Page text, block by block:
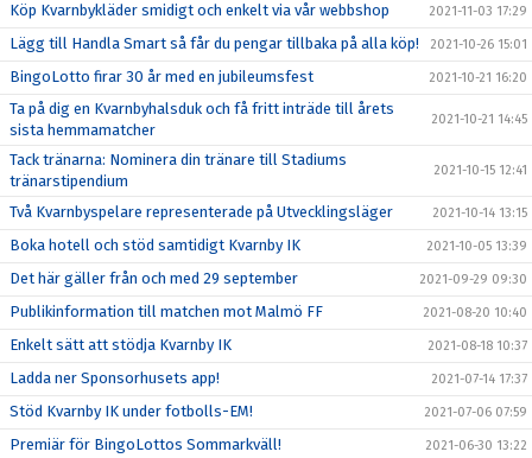
Köp Kvarnbykläder smidigt och enkelt via vår webbshop 2021-11-03 17:29
Lägg till Handla Smart så får du pengar tillbaka på alla köp! 2021-10-26 15:01
BingoLotto firar 30 år med en jubileumsfest 2021-10-21 16:20
Ta på dig en Kvarnbyhalsduk och få fritt inträde till årets
sista hemmamatcher
2021-10-21 14:45
Tack tränarna: Nominera din tränare till Stadiums
tränarstipendium
2021-10-15 12:41
Två Kvarnbyspelare representerade på Utvecklingsläger 2021-10-14 13:15
Boka hotell och stöd samtidigt Kvarnby IK 2021-10-05 13:39
Det här gäller från och med 29 september 2021-09-29 09:30
Publikinformation till matchen mot Malmö FF 2021-08-20 10:40
Enkelt sätt att stödja Kvarnby IK 2021-08-18 10:37
Ladda ner Sponsorhusets app! 2021-07-14 17:37
Stöd Kvarnby IK under fotbolls-EM! 2021-07-06 07:59
Premiär för BingoLottos Sommarkväll! 2021-06-30 13:22